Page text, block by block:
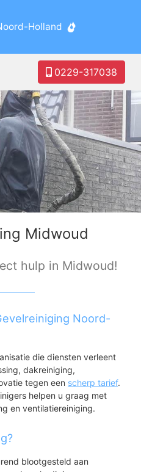
Holland
0229-317038
Midwoud
hulp in Midwoud!
Noord-
die diensten verleent
dakreiniging,
tegen een scherp tarief.
helpen u graag met
en ventilatiereiniging.
blootgesteld aan